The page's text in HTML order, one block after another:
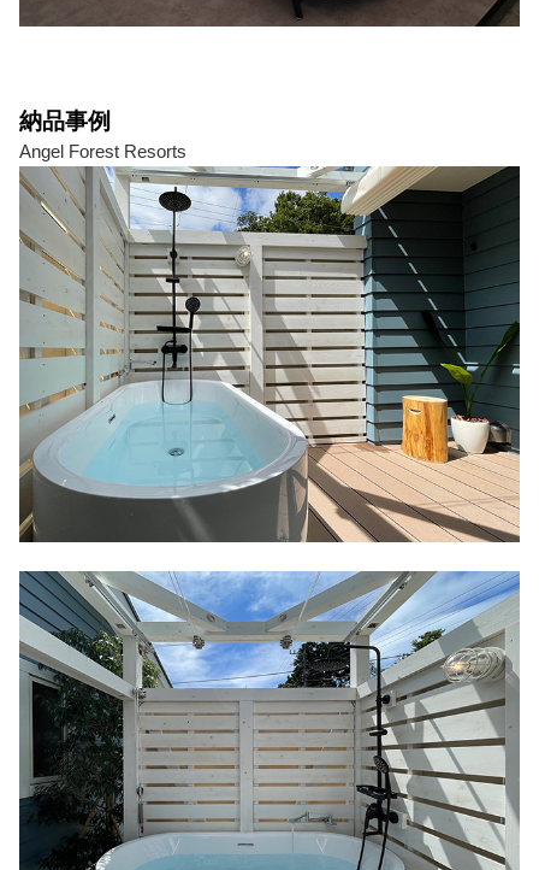
納品事例
Angel Forest Resorts